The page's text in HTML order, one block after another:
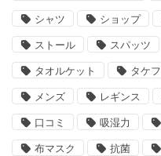
シャツ ショップ
ストール スパッツ
タオルケット タケフ
メンズ レギンス
口コミ 吸湿力
布マスク 抗菌